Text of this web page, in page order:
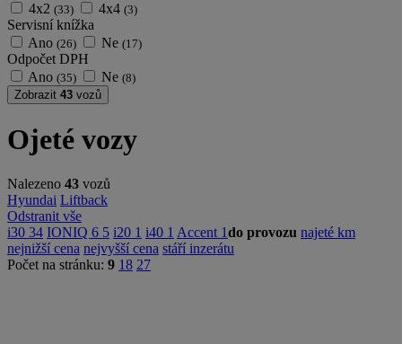
4x2 (33) 4x4 (3)
Servisní knížka
Ano (26) Ne (17)
Odpočet DPH
Ano (35) Ne (8)
Zobrazit 43 vozů
Ojeté vozy
Nalezeno 43 vozů
Hyundai Liftback
Odstranit vše
i30 34 IONIQ 6 5 i20 1 i40 1 Accent 1do provozu najeté km
nejnižší cena nejvyšší cena stáří inzerátu
Počet na stránku: 9 18 27